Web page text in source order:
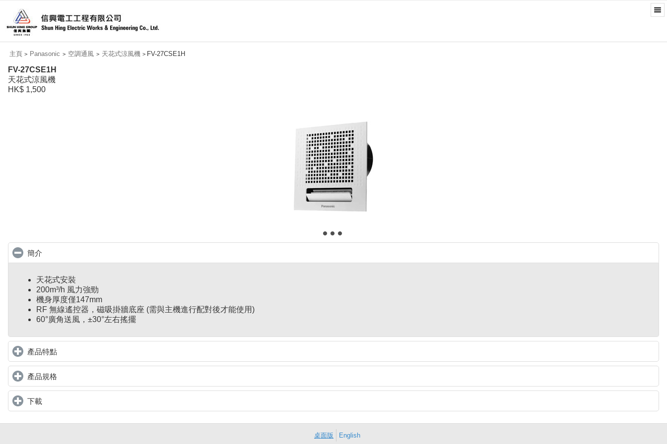
主頁 > Panasonic > 空調通風 > 天花式涼風機 > FV-27CSE1H
FV-27CSE1H
天花式涼風機
HK$ 1,500
簡介
天花式安裝
200m³/h 風力強勁
機身厚度僅147mm
RF 無線遙控器，磁吸掛牆底座 (需與主機進行配對後才能使用)
60°廣角送風，±30°左右搖擺
產品特點click to expand contents
產品規格
下載click to expand contents
桌面版 English